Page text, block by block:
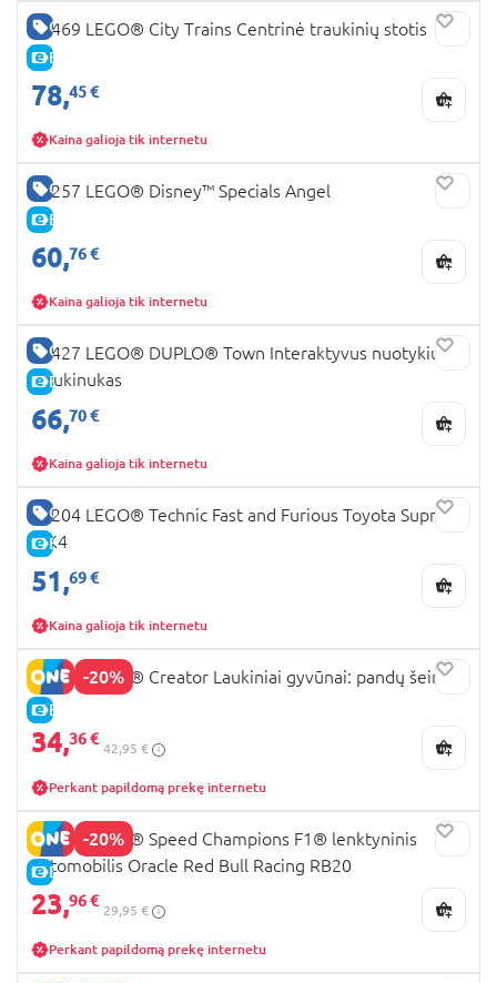
GERA KAINA
E-KAINA
60469 LEGO® City Trains Centrinė traukinių stotis
78,45 €
Kaina galioja tik internetu
GERA KAINA
E-KAINA
43257 LEGO® Disney™ Specials Angel
60,76 €
Kaina galioja tik internetu
GERA KAINA
E-KAINA
10427 LEGO® DUPLO® Town Interaktyvus nuotykių
traukinukas
66,70 €
Kaina galioja tik internetu
GERA KAINA
E-KAINA
42204 LEGO® Technic Fast and Furious Toyota Supra
MK4
51,69 €
Kaina galioja tik internetu
-20%
E-KAINA
31165 LEGO® Creator Laukiniai gyvūnai: pandų šeima
34,36 €
42,95 €
Perkant papildomą prekę internetu
-20%
E-KAINA
77243 LEGO® Speed Champions F1® lenktyninis
automobilis Oracle Red Bull Racing RB20
23,96 €
29,95 €
Perkant papildomą prekę internetu